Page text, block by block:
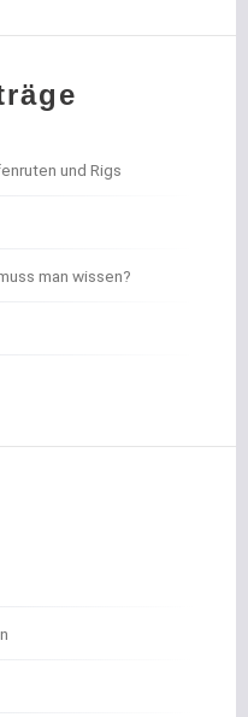
und Rigs
man wissen?